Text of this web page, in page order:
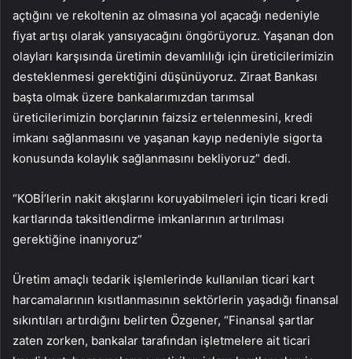
açtığını ve rekoltenin az olmasına yol açacağı nedeniyle
fiyat artışı olarak yansıyacağını öngörüyoruz. Yaşanan don
olayları karşısında üretimin devamlılığı için üreticilerimizin
desteklenmesi gerektiğini düşünüyoruz. Ziraat Bankası
başta olmak üzere bankalarımızdan tarımsal
üreticilerimizin borçlarının faizsiz ertelenmesini, kredi
imkanı sağlanmasını ve yaşanan kayıp nedeniyle sigorta
konusunda kolaylık sağlanmasını bekliyoruz” dedi.
“KOBİ’lerin nakit akışlarını koruyabilmeleri için ticari kredi
kartlarında taksitlendirme imkanlarının artırılması
gerektiğine inanıyoruz”
Üretim amaçlı tedarik işlemlerinde kullanılan ticari kart
harcamalarının kısıtlanmasının sektörlerin yaşadığı finansal
sıkıntıları artırdığını belirten Özgener, “Finansal şartlar
zaten zorken, bankalar tarafından işletmelere ait ticari